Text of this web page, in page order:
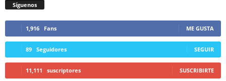
Síguenos
1,916 Fans ME GUSTA
89 Seguidores SEGUIR
11,111 suscriptores SUSCRIBIRTE